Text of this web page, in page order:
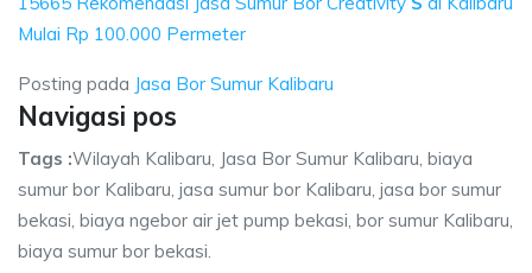
Mulai Rp 100.000 Permeter
Posting pada Jasa Bor Sumur Kalibaru
Navigasi pos
Tags :Wilayah Kalibaru, Jasa Bor Sumur Kalibaru, biaya
sumur bor Kalibaru, jasa sumur bor Kalibaru, jasa bor sumur
bekasi, biaya ngebor air jet pump bekasi, bor sumur Kalibaru,
biaya sumur bor bekasi.